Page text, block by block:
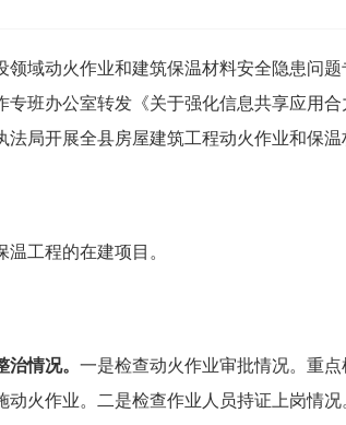
动火作业和建筑保温材料安全隐患问题
班办公室转发《关于强化信息共享应用
局开展全县房屋建筑工程动火作业和保
工程的在建项目。
治情况。 一是检查动火作业审批情况。重
火作业。二是检查作业人员持证上岗情